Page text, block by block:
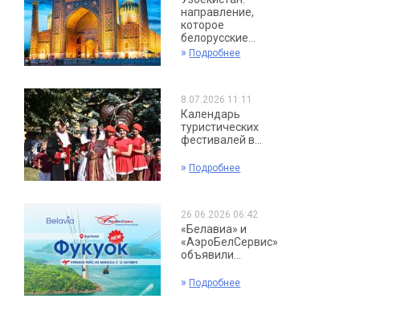
направление,
которое
белорусские...
» Подробнее
8.07.2026 11:11
Календарь
туристических
фестивалей в...
» Подробнее
26.06.2026 06:42
«Белавиа» и
«АэроБелСервис»
объявили...
» Подробнее